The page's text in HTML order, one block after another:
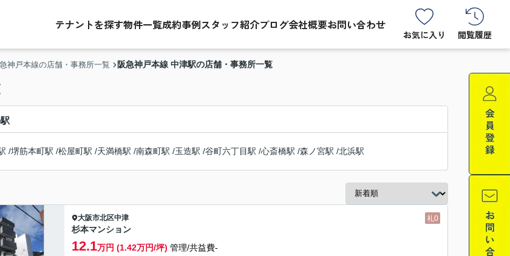
テナントを探す物件一覧成約事例スタッフ紹介ブログ会社概要お問い合わせ
お気に入り 閲覧履歴
神戸本線の店舗・事務所一覧 阪急神戸本線 中津駅の店舗・事務所一覧
/堺筋本町駅 /松屋町駅 /天満橋駅 /南森町駅 /玉造駅 /谷町六丁目駅 /心斎橋駅 /森ノ宮駅 /北浜駅
礼0
大阪市北区中津
杉本マンション
12.1万円 (1.42万円/坪) 管理/共益費-